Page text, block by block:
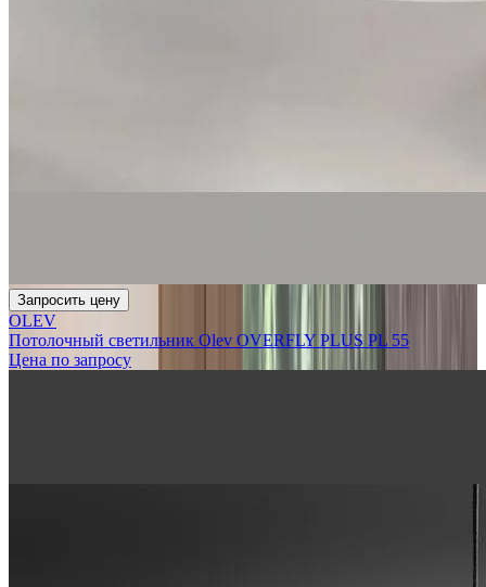
Запросить цену
OLEV
Потолочный светильник Olev OVERFLY PLUS PL 55
Цена по запросу